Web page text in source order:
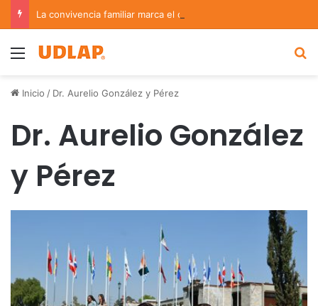
Menu
Inicio / Dr. Aurelio González y Pérez
Dr. Aurelio González
y Pérez